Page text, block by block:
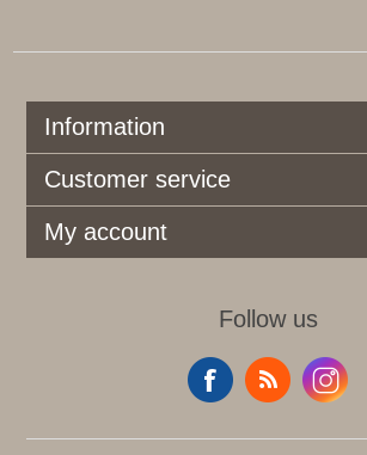
Information
Customer service
My account
Follow us